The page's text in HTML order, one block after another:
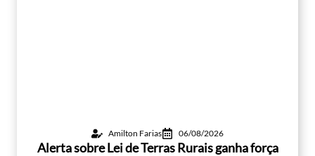
Amilton Farias 06/08/2026
Alerta sobre Lei de Terras Rurais ganha força